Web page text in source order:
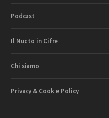
Podcast
Il Nuoto in Cifre
Chi siamo
Privacy & Cookie Policy